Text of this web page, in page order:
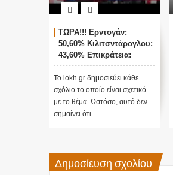
ΤΩΡΑ!!! Ερντογάν:
50,60% Κιλιτσντάρογλου:
43,60% Επικράτεια:
78,2%
Το iokh.gr δημοσιεύει κάθε
σχόλιο το οποίο είναι σχετικό
με το θέμα. Ωστόσο, αυτό δεν
σημαίνει ότι...
Δημοσίευση σχολίου